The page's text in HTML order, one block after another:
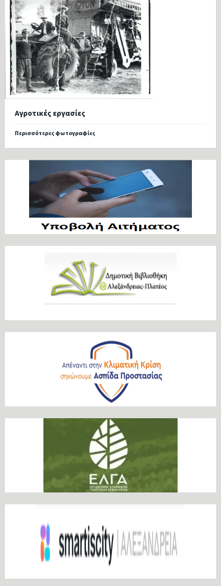
Αγροτικές εργασίες
Περισσότερες φωτογραφίες